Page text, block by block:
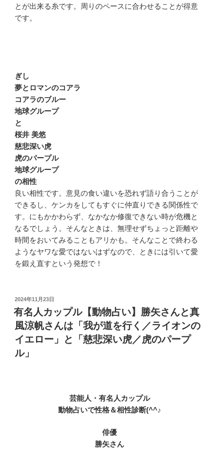
とが出来る糸です。周りのペースに合わせることが得意
です。
ぎし
夢とロマンのコアラ
コアラのブルー
地球グループ
と
桜井 美悠
慈悲深い虎
虎のパープル
地球グループ
の相性
良い相性です。意見の食い違いを恐れず語り合うことが
できるし、ケンカをしてもすぐに仲直りできる関係性で
す。にもかかわらず、なかなか修復できない時が危機と
なるでしょう。そんなときは、無理せずちょっと距離や
時間をおいてみることもアリかも。そんなことで終わる
ようなヤワな愛ではないはずなので、ときには引いて愛
を鍛え直すという発想で！
投
稿
日:
2024年11月23日
有名人カップル【動物占い】勝矢さんと真
風涼帆さんは「我が道を行く／ライオンの
イエロー」と「慈悲深い虎／虎のパープ
ル」
芸能人・有名人カップル
動物占いで性格＆相性診断(^^♪
俳優
勝矢さん